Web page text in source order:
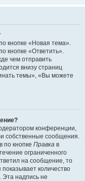
кнопке «Новая тема».
кнопке «Ответить».
чем отправить
внизу страниц
темы», «Вы можете
конференции,
собственные сообщения.
по кнопке Правка в
ограниченного
на сообщение, то
количество
Эта надпись не